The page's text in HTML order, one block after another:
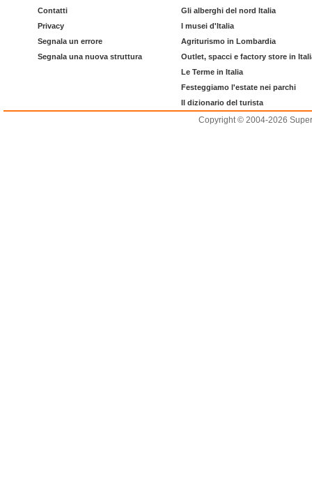
Contatti
Privacy
Segnala un errore
Segnala una nuova struttura
Gli alberghi del nord Italia
I musei d'Italia
Agriturismo in Lombardia
Outlet, spacci e factory store in
Le Terme in Italia
Festeggiamo l'estate nei parchi
Il dizionario del turista
Copyright © 2004-2026